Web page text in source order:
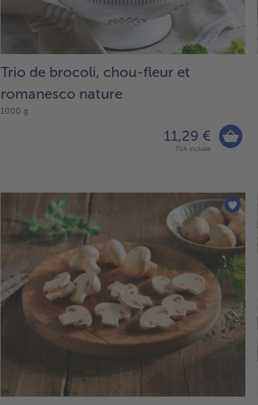
Trio de brocoli, chou-fleur et
romanesco nature
1000 g
11,29 €
TVA incluse